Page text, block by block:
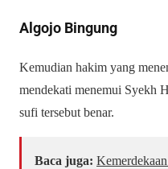
Algojo Bingung
Kemudian hakim yang
mendekati menemui Syekh
sufi tersebut benar.
Baca juga: